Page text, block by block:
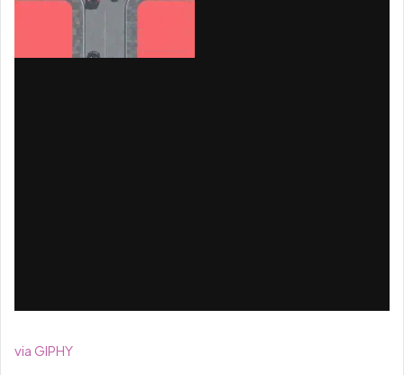
via GIPHY